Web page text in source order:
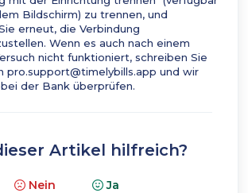
Bildschirm) zu trennen, und
erneut, die Verbindung
Wenn es auch nach einem
nicht funktioniert, schreiben Sie
pro.support@timelybills.app und wir
der Bank überprüfen.
Artikel hilfreich?
Nein Ja